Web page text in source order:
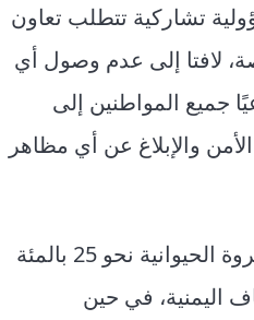
تشاركية تتطلب تعاون
لافتا إلى عدم وصول أي
جميع المواطنين إلى
والإبلاغ عن أي مظاهر
وبحسب الفاو، تشكل الثروة الحيوانية نحو 25 بالمئة
اليمنية، في حين